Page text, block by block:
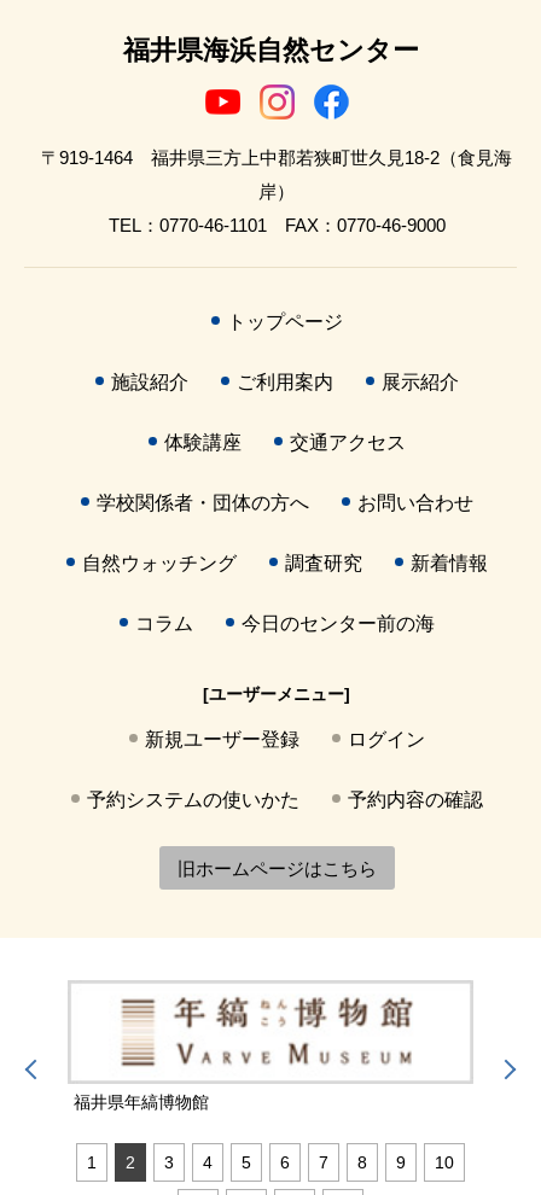
福井県海浜自然センター
〒919-1464 福井県三方上中郡若狭町世久見18-2（食見海
岸）
TEL：0770-46-1101 FAX：0770-46-9000
トップページ
施設紹介 ご利用案内 展示紹介
体験講座 交通アクセス
学校関係者・団体の方へ お問い合わせ
自然ウォッチング 調査研究 新着情報
コラム 今日のセンター前の海
[ユーザーメニュー]
新規ユーザー登録 ログイン
予約システムの使いかた 予約内容の確認
旧ホームページはこちら
福井県年縞博物館
1 2 3 4 5 6 7 8 9 10